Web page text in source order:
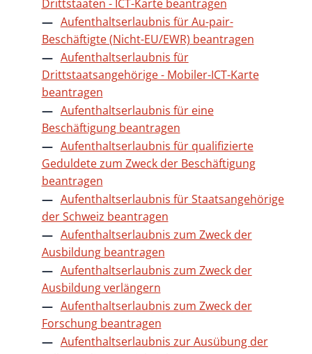
Drittstaaten - ICT-Karte beantragen
Aufenthaltserlaubnis für Au-pair-
Beschäftigte (Nicht-EU/EWR) beantragen
Aufenthaltserlaubnis für
Drittstaatsangehörige - Mobiler-ICT-Karte
beantragen
Aufenthaltserlaubnis für eine
Beschäftigung beantragen
Aufenthaltserlaubnis für qualifizierte
Geduldete zum Zweck der Beschäftigung
beantragen
Aufenthaltserlaubnis für Staatsangehörige
der Schweiz beantragen
Aufenthaltserlaubnis zum Zweck der
Ausbildung beantragen
Aufenthaltserlaubnis zum Zweck der
Ausbildung verlängern
Aufenthaltserlaubnis zum Zweck der
Forschung beantragen
Aufenthaltserlaubnis zur Ausübung der